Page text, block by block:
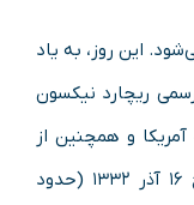
آذر اطلاق می‌شود. این روز، به یاد
ریچارد نیکسون
و همچنین از
سرگیری روابط ایران با بریتانیا، در تاریخ ۱۶ آذر ۱۳۳۲ (حدود